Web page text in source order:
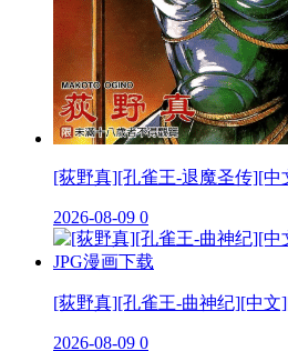
[荻野真][孔雀王-退魔圣传][中
2026-08-09 0
[荻野真][孔雀王-曲神纪][中文
2026-08-09 0